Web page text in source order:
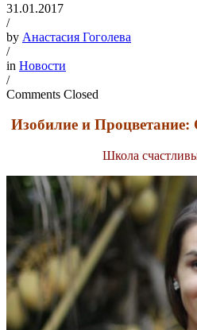
31.01.2017
/
by Анастасия Гоголева
/
in Новости
/
Comments Closed
Изобилие и
Школа